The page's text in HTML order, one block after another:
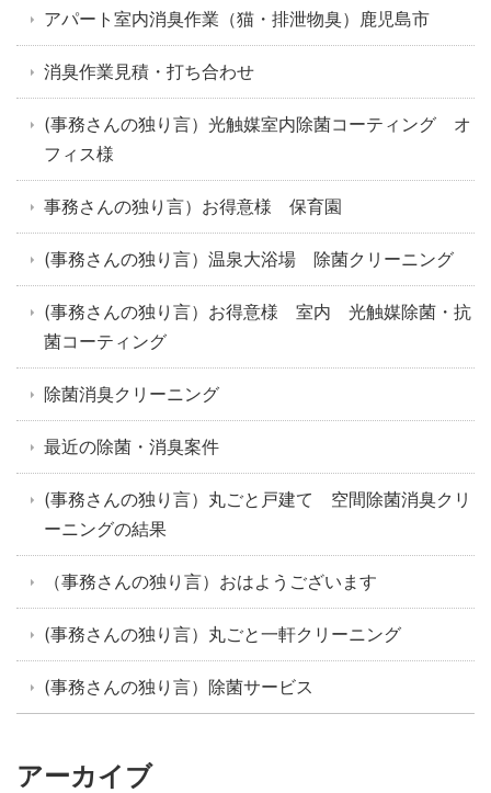
アパート室内消臭作業（猫・排泄物臭）鹿児島市
消臭作業見積・打ち合わせ
(事務さんの独り言）光触媒室内除菌コーティング オ
フィス様
事務さんの独り言）お得意様 保育園
(事務さんの独り言）温泉大浴場 除菌クリーニング
(事務さんの独り言）お得意様 室内 光触媒除菌・抗
菌コーティング
除菌消臭クリーニング
最近の除菌・消臭案件
(事務さんの独り言）丸ごと戸建て 空間除菌消臭クリ
ーニングの結果
（事務さんの独り言）おはようございます
(事務さんの独り言）丸ごと一軒クリーニング
(事務さんの独り言）除菌サービス
アーカイブ